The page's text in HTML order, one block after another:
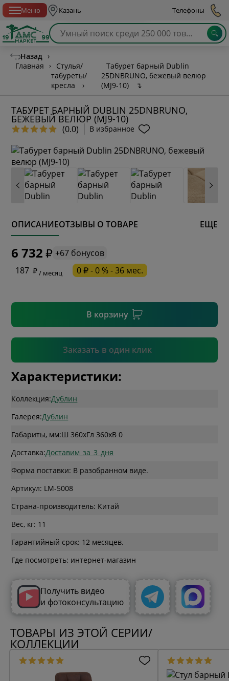
Меню Казань Телефоны
Назад ›
Главная
›
Стулья/
табуреты/
кресла
›
Табурет барный Dublin
25DNBRUNO, бежевый велюр
(MJ9-10)
↴
ТАБУРЕТ БАРНЫЙ DUBLIN 25DNBRUNO,
БЕЖЕВЫЙ ВЕЛЮР (MJ9-10)
(0.0) В избранное
ОПИСАНИЕОТЗЫВЫ О ТОВАРЕ ЕЩЕ
6 732
+67 бонусов
187
/ месяц 0 ₽ - 0 % - 36 мес.
В корзину
Заказать в один клик
* обязательное поле
* необязательное поле
Подтвердить
Характеристики:
Коллекция:Дублин
Галерея:Дублин
Габариты, мм:Ш 360xГл 360xВ 0
Доставка:Доставим_за_3_дня
Форма поставки: В разобранном виде.
Артикул: LM-5008
Страна-производитель: Китай
Вес, кг: 11
Гарантийный срок: 12 месяцев.
Где посмотреть: интернет-магазин
Получить видео
и фотоконсультацию
ТОВАРЫ ИЗ ЭТОЙ СЕРИИ/
КОЛЛЕКЦИИ